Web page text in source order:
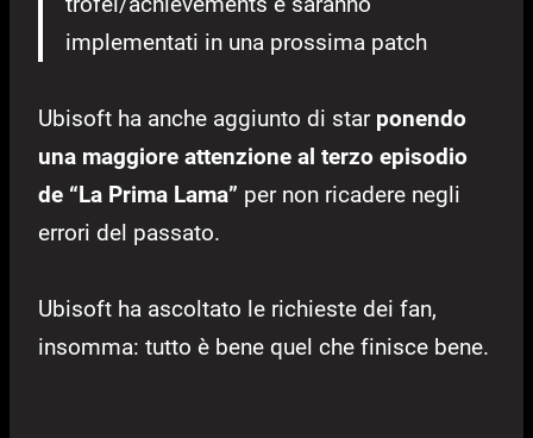
implementati in una prossima patch
Ubisoft ha anche aggiunto di star ponendo
una maggiore attenzione al terzo episodio
de “La Prima Lama” per non ricadere negli
errori del passato.
Ubisoft ha ascoltato le richieste dei fan,
insomma: tutto è bene quel che finisce bene.